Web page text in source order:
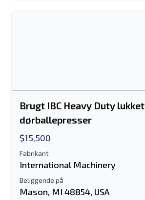
Brugt IBC Heavy Duty lukket
dørballepresser
$15,500
Fabrikant
International Machinery
Beliggende på
Mason, MI 48854, USA